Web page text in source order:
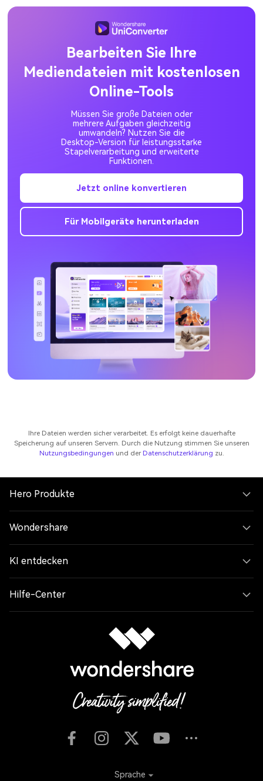
Bearbeiten Sie Ihre
Mediendateien mit kostenlosen
Online-Tools
Müssen Sie große Dateien oder
mehrere Aufgaben gleichzeitig
umwandeln? Nutzen Sie die
Desktop-Version für leistungsstarke
Stapelverarbeitung und erweiterte
Funktionen.
Jetzt online konvertieren
Für Mobilgeräte herunterladen
Ihre Dateien werden sicher verarbeitet. Es erfolgt keine dauerhafte
Speicherung auf unseren Servern. Durch die Nutzung stimmen Sie unseren
Nutzungsbedingungen und der Datenschutzerklärung zu.
Hero Produkte
Wondershare
KI entdecken
Hilfe-Center
Sprache